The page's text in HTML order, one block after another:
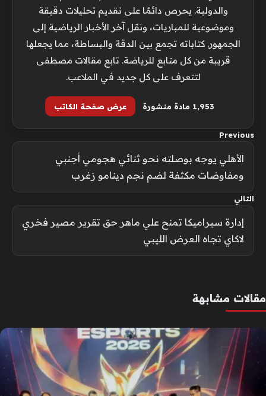
والدولية. يحرص دائمًا على تقديم تحليلات دقيقة
وموضوعية للمباريات، ونقل آخر الأخبار الرياضية إلى
الجمهور. كتاباته تجمع بين الدقة والبساطة، مما يجعلها
قريبة من كل متابع للرياضة. تابع مقالات مصطفى
لتتعرف على كل جديد في الملاعب.
1٬953 مادة منشورة عرض صفحة الكاتب
Previous
الأهلي يوجه بوصلته نحو ثنائي هجومي أجنبي
ومفاوضات مكثفة لضم نجم دينامو زغرب
التالي
إدارة سيراميكا تمنح علي ماهر حق تقرير مصير فخري
لاكاي تجاه العرض الليبي
مقالات مشابهة